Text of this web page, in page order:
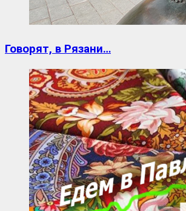
Говорят, в Рязани…